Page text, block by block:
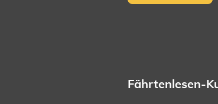
Fährtenlesen-